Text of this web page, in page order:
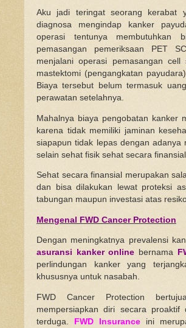
Aku jadi teringat seorang kerabat
diagnosa mengindap kanker
operasi tentunya membutuhkan
pemasangan pemeriksaan PET
menjalani operasi pemasangan
mastektomi (pengangkatan
Biaya tersebut belum termasuk
perawatan setelahnya.
Mahalnya biaya pengobatan kanker
karena tidak memiliki jaminan
siapapun tidak lepas dengan
selain sehat fisik sehat secara
Sehat secara finansial merupakan
dan bisa dilakukan lewat proteksi
tabungan maupun investasi atas
Mengenal FWD Cancer Protection
Dengan meningkatnya prevalensi
asuransi kanker online bernama
perlindungan kanker yang
khususnya untuk nasabah.
FWD Cancer Protection
mempersiapkan diri secara
terduga. FWD Insurance ini